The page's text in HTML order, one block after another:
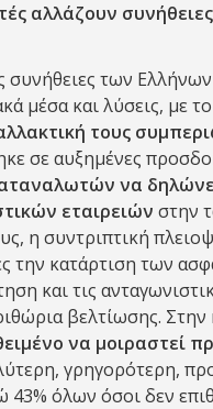
αλλάζουν
συνήθειες των
μέσα και λύσεις, με το
τους
σε αυξημένες
να
εταιρειών στην
η συντριπτική
την κατάρτιση των
και τις
βελτίωσης.
να μοιραστεί
γρηγορότερη,
43% όλων όσοι δεν